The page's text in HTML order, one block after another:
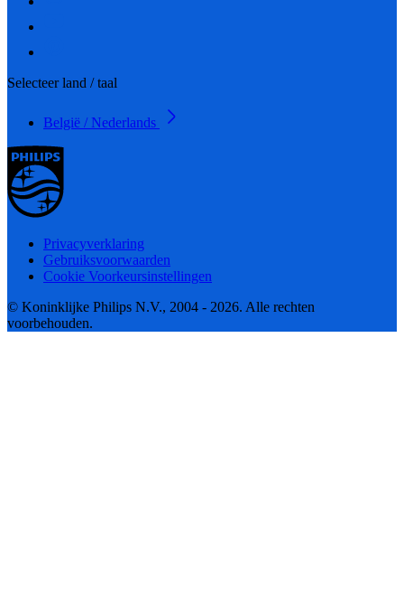
Selecteer land / taal
België / Nederlands
Privacyverklaring
Gebruiksvoorwaarden
Cookie Voorkeursinstellingen
© Koninklijke Philips N.V., 2004 - 2026. Alle rechten
voorbehouden.